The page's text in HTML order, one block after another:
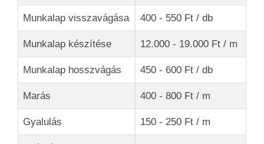
Munkalap visszavágása 400 - 550 Ft / db
Munkalap készítése 12.000 - 19.000 Ft / m
Munkalap hosszvágás 450 - 600 Ft / db
Marás 400 - 800 Ft / m
Gyalulás 150 - 250 Ft / m